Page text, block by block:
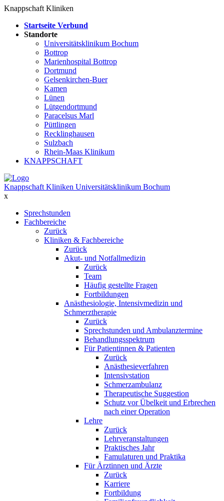
Knappschaft Kliniken
Startseite Verbund
Standorte
Universitätsklinikum Bochum
Bottrop
Marienhospital Bottrop
Dortmund
Gelsenkirchen-Buer
Kamen
Lünen
Lütgendortmund
Paracelsus Marl
Püttlingen
Recklinghausen
Sulzbach
Rhein-Maas Klinikum
KNAPPSCHAFT
Knappschaft Kliniken Universitätsklinikum Bochum
x
Sprechstunden
Fachbereiche
Zurück
Kliniken & Fachbereiche
Zurück
Akut- und Notfallmedizin
Zurück
Team
Häufig gestellte Fragen
Fortbildungen
Anästhesiologie, Intensivmedizin und
Schmerztherapie
Zurück
Sprechstunden und Ambulanztermine
Behandlungsspektrum
Für Patientinnen & Patienten
Zurück
Anästhesieverfahren
Intensivstation
Schmerzambulanz
Therapeutische Suggestion
Schutz vor Übelkeit und Erbrechen
nach einer Operation
Lehre
Zurück
Lehrveranstaltungen
Praktisches Jahr
Famulaturen und Praktika
Für Ärztinnen und Ärzte
Zurück
Karriere
Fortbildung